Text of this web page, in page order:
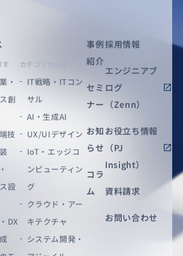
す
・
創
技
設
DX
カテゴリから探す
IT戦略・ITコン
サル
AI・生成AI
UX/UIデザイン
IoT・エッジコ
ンピューティン
グ
クラウド・アー
キテクチャ
システム開発・
事例
紹介
セミ
ナー
お知
らせ
コラ
ム
採用情報
エンジニアブ
ログ
（Zenn）
お役立ち情報
（PJ
Insight）
資料請求
お問い合わせ